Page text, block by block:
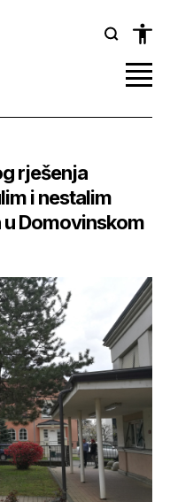
rješenja
i nestalim
Domovinskom